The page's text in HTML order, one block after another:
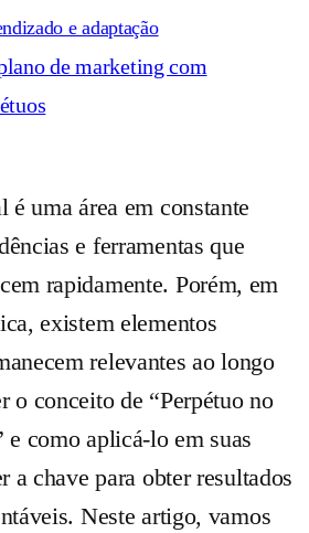
e adaptação
de marketing com
uma área em constante
e ferramentas que
rapidamente. Porém, em
existem elementos
relevantes ao longo
o conceito de “Perpétuo no
como aplicá-lo em suas
a chave para obter resultados
Neste artigo, vamos